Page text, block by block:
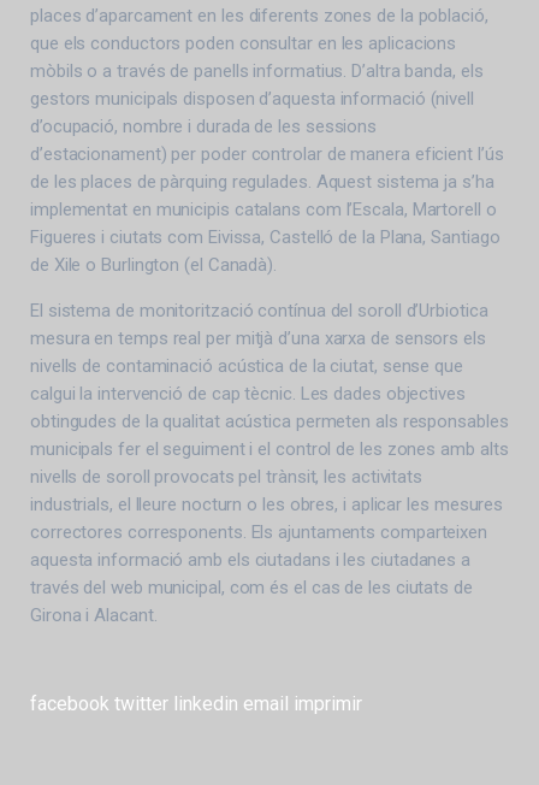
places d’aparcament en les diferents zones de la població,
que els conductors poden consultar en les aplicacions
mòbils o a través de panells informatius. D’altra banda, els
gestors municipals disposen d’aquesta informació (nivell
d’ocupació, nombre i durada de les sessions
d’estacionament) per poder controlar de manera eficient l’ús
de les places de pàrquing regulades. Aquest sistema ja s’ha
implementat en municipis catalans com l’Escala, Martorell o
Figueres i ciutats com Eivissa, Castelló de la Plana, Santiago
de Xile o Burlington (el Canadà).
El sistema de monitorització contínua del soroll d’Urbiotica
mesura en temps real per mitjà d’una xarxa de sensors els
nivells de contaminació acústica de la ciutat, sense que
calgui la intervenció de cap tècnic. Les dades objectives
obtingudes de la qualitat acústica permeten als responsables
municipals fer el seguiment i el control de les zones amb alts
nivells de soroll provocats pel trànsit, les activitats
industrials, el lleure nocturn o les obres, i aplicar les mesures
correctores corresponents. Els ajuntaments comparteixen
aquesta informació amb els ciutadans i les ciutadanes a
través del web municipal, com és el cas de les ciutats de
Girona i Alacant.
facebook twitter linkedin email imprimir